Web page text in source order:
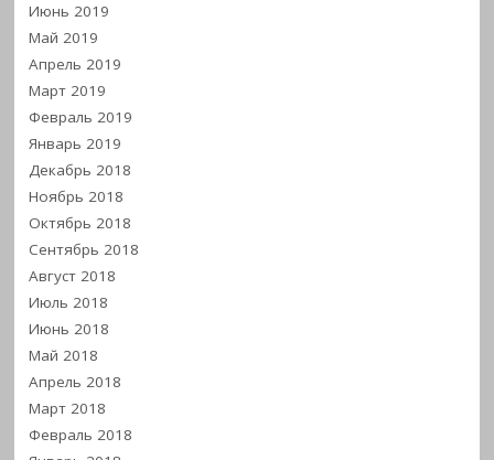
Июнь 2019
Май 2019
Апрель 2019
Март 2019
Февраль 2019
Январь 2019
Декабрь 2018
Ноябрь 2018
Октябрь 2018
Сентябрь 2018
Август 2018
Июль 2018
Июнь 2018
Май 2018
Апрель 2018
Март 2018
Февраль 2018